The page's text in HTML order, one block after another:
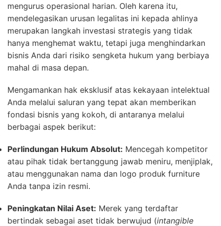
mengurus operasional harian. Oleh karena itu,
mendelegasikan urusan legalitas ini kepada ahlinya
merupakan langkah investasi strategis yang tidak
hanya menghemat waktu, tetapi juga menghindarkan
bisnis Anda dari risiko sengketa hukum yang berbiaya
mahal di masa depan.
Mengamankan hak eksklusif atas kekayaan intelektual
Anda melalui saluran yang tepat akan memberikan
fondasi bisnis yang kokoh, di antaranya melalui
berbagai aspek berikut:
Perlindungan Hukum Absolut: Mencegah kompetitor
atau pihak tidak bertanggung jawab meniru, menjiplak,
atau menggunakan nama dan logo produk furniture
Anda tanpa izin resmi.
Peningkatan Nilai Aset: Merek yang terdaftar
bertindak sebagai aset tidak berwujud (intangible